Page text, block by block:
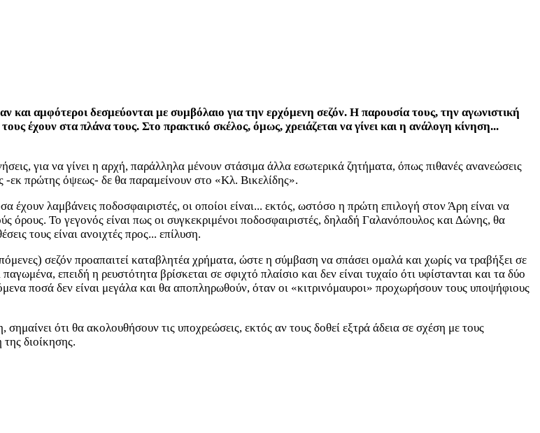
και αμφότεροι δεσμεύονται με συμβόλαιο για την ερχόμενη σεζόν. Η παρουσία τους, την αγωνιστική
έχουν στα πλάνα τους. Στο πρακτικό σκέλος, όμως, χρειάζεται να γίνει και η ανάλογη κίνηση...
για να γίνει η αρχή, παράλληλα μένουν στάσιμα άλλα εσωτερικά ζητήματα, όπως πιθανές ανανεώσεις
-εκ πρώτης όψεως- δε θα παραμείνουν στο «Κλ. Βικελίδης».
λαμβάνεις ποδοσφαιριστές, οι οποίοι είναι... εκτός, ωστόσο η πρώτη επιλογή στον Άρη είναι να
όρους. Το γεγονός είναι πως οι συγκεκριμένοι ποδοσφαιριστές, δηλαδή Γαλανόπουλος και Δώνης, θα
τους είναι ανοιχτές προς... επίλυση.
σεζόν προαπαιτεί καταβλητέα χρήματα, ώστε η σύμβαση να σπάσει ομαλά και χωρίς να τραβήξει σε
επειδή η ρευστότητα βρίσκεται σε σφιχτό πλαίσιο και δεν είναι τυχαίο ότι υφίστανται και τα δύο
ποσά δεν είναι μεγάλα και θα αποπληρωθούν, όταν οι «κιτρινόμαυροι» προχωρήσουν τους υποψήφιους
ότι θα ακολουθήσουν τις υποχρεώσεις, εκτός αν τους δοθεί εξτρά άδεια σε σχέση με τους
διοίκησης.